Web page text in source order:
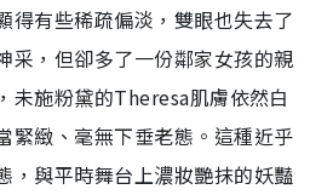
得有些稀疏偏淡，雙眼也失去了
采，但卻多了一份鄰家女孩的親
未施粉黛的Theresa肌膚依然白
緊緻、毫無下垂老態。這種近乎
，與平時舞台上濃妝艷抹的妖豔